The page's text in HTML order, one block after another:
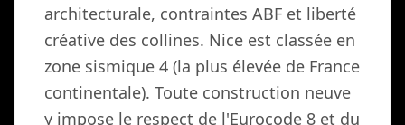
architecturale, contraintes ABF et liberté
créative des collines. Nice est classée en
zone sismique 4 (la plus élevée de France
continentale). Toute construction neuve
y impose le respect de l'Eurocode 8 et du